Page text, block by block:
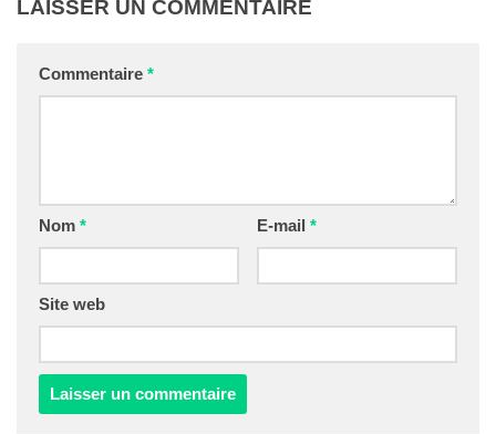
LAISSER UN COMMENTAIRE
Commentaire *
Nom * E-mail *
Site web